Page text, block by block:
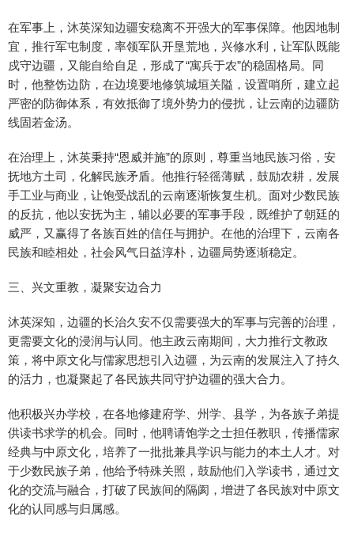
在军事上，沐英深知边疆安稳离不开强大的军事保障。他因地制
宜，推行军屯制度，率领军队开垦荒地，兴修水利，让军队既能
戍守边疆，又能自给自足，形成了“寓兵于农”的稳固格局。同
时，他整饬边防，在边境要地修筑城垣关隘，设置哨所，建立起
严密的防御体系，有效抵御了境外势力的侵扰，让云南的边疆防
线固若金汤。
在治理上，沐英秉持“恩威并施”的原则，尊重当地民族习俗，安
抚地方土司，化解民族矛盾。他推行轻徭薄赋，鼓励农耕，发展
手工业与商业，让饱受战乱的云南逐渐恢复生机。面对少数民族
的反抗，他以安抚为主，辅以必要的军事手段，既维护了朝廷的
威严，又赢得了各族百姓的信任与拥护。在他的治理下，云南各
民族和睦相处，社会风气日益淳朴，边疆局势逐渐稳定。
三、兴文重教，凝聚安边合力
沐英深知，边疆的长治久安不仅需要强大的军事与完善的治理，
更需要文化的浸润与认同。他主政云南期间，大力推行文教政
策，将中原文化与儒家思想引入边疆，为云南的发展注入了持久
的活力，也凝聚起了各民族共同守护边疆的强大合力。
他积极兴办学校，在各地修建府学、州学、县学，为各族子弟提
供读书求学的机会。同时，他聘请饱学之士担任教职，传播儒家
经典与中原文化，培养了一批批兼具学识与能力的本土人才。对
于少数民族子弟，他给予特殊关照，鼓励他们入学读书，通过文
化的交流与融合，打破了民族间的隔阂，增进了各民族对中原文
化的认同感与归属感。